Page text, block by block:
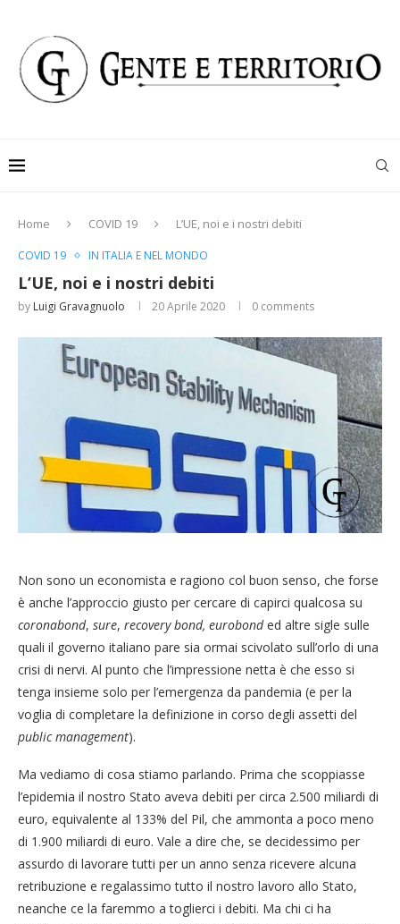
Home COVID 19 L’UE, noi e i nostri debiti
COVID 19 IN ITALIA E NEL MONDO
L’UE, noi e i nostri debiti
by Luigi Gravagnuolo 20 Aprile 2020 0 comments
Non sono un economista e ragiono col buon senso, che forse
è anche l’approccio giusto per cercare di capirci qualcosa su
coronabond, sure, recovery bond, eurobonded altre sigle sulle
quali il governo italiano pare sia ormai scivolato sull’orlo di una
crisi di nervi. Al punto che l’impressione netta è che esso si
tenga insieme solo per l’emergenza da pandemia (e per la
voglia di completare la definizione in corso degli assetti del
public management).
Ma vediamo di cosa stiamo parlando. Prima che scoppiasse
l’epidemia il nostro Stato aveva debiti per circa 2.500 miliardi di
euro, equivalente al 133% del Pil, che ammonta a poco meno
di 1.900 miliardi di euro. Vale a dire che, se decidessimo per
assurdo di lavorare tutti per un anno senza ricevere alcuna
retribuzione e regalassimo tutto il nostro lavoro allo Stato,
neanche ce la faremmo a toglierci i debiti. Ma chi ci ha